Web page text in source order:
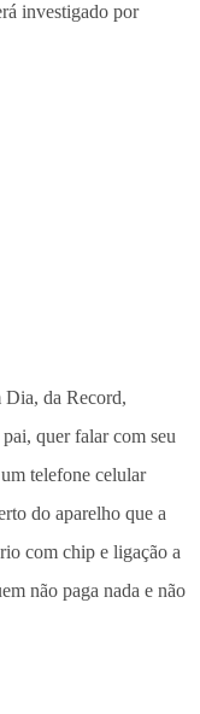
investigado por
Dia, da Record,
quer falar com seu
telefone celular
do aparelho que a
com chip e ligação a
não paga nada e não